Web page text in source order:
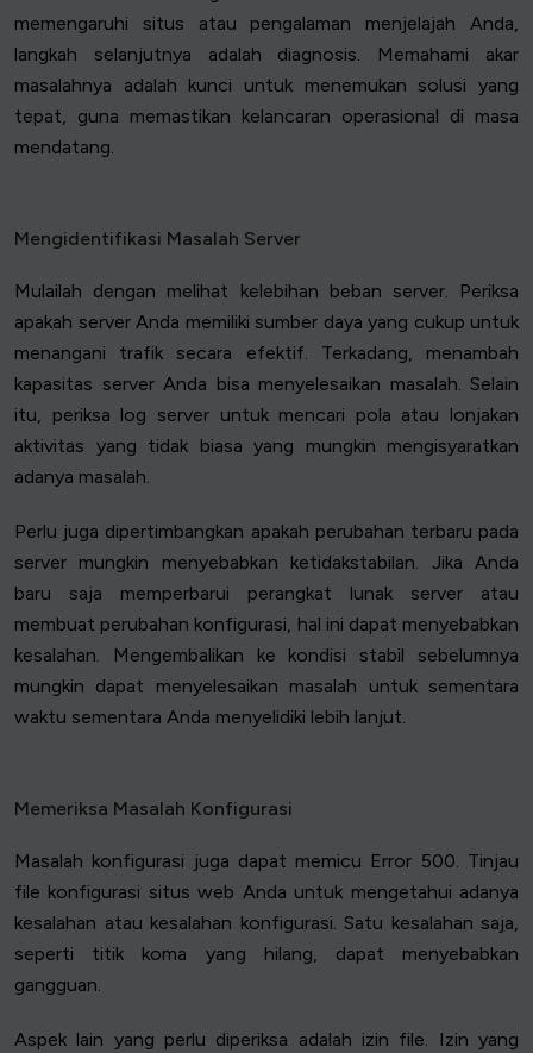
memengaruhi situs atau pengalaman menjelajah Anda,
langkah selanjutnya adalah diagnosis. Memahami akar
masalahnya adalah kunci untuk menemukan solusi yang
tepat, guna memastikan kelancaran operasional di masa
mendatang.
Mengidentifikasi Masalah Server
Mulailah dengan melihat kelebihan beban server. Periksa
apakah server Anda memiliki sumber daya yang cukup untuk
menangani trafik secara efektif. Terkadang, menambah
kapasitas server Anda bisa menyelesaikan masalah. Selain
itu, periksa log server untuk mencari pola atau lonjakan
aktivitas yang tidak biasa yang mungkin mengisyaratkan
adanya masalah.
Perlu juga dipertimbangkan apakah perubahan terbaru pada
server mungkin menyebabkan ketidakstabilan. Jika Anda
baru saja memperbarui perangkat lunak server atau
membuat perubahan konfigurasi, hal ini dapat menyebabkan
kesalahan. Mengembalikan ke kondisi stabil sebelumnya
mungkin dapat menyelesaikan masalah untuk sementara
waktu sementara Anda menyelidiki lebih lanjut.
Memeriksa Masalah Konfigurasi
Masalah konfigurasi juga dapat memicu Error 500. Tinjau
file konfigurasi situs web Anda untuk mengetahui adanya
kesalahan atau kesalahan konfigurasi. Satu kesalahan saja,
seperti titik koma yang hilang, dapat menyebabkan
gangguan.
Aspek lain yang perlu diperiksa adalah izin file. Izin yang